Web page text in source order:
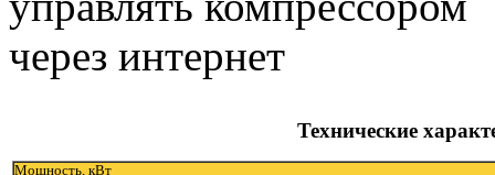
Технические
Мощность, кВт